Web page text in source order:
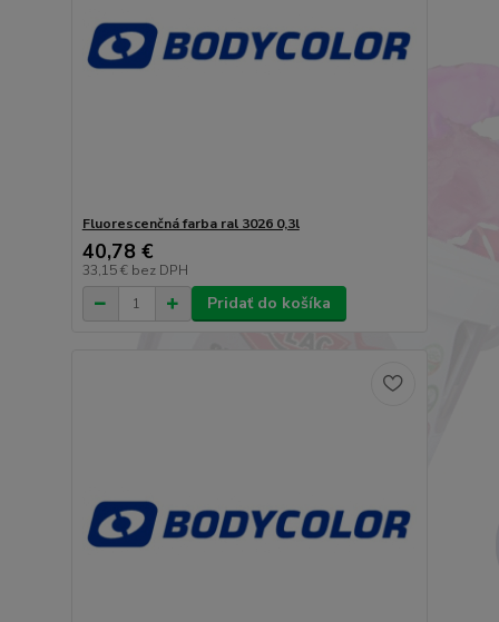
Fluorescenčná farba ral 3026 0,3l
40,78 €
33,15 € bez DPH
Pridať do košíka